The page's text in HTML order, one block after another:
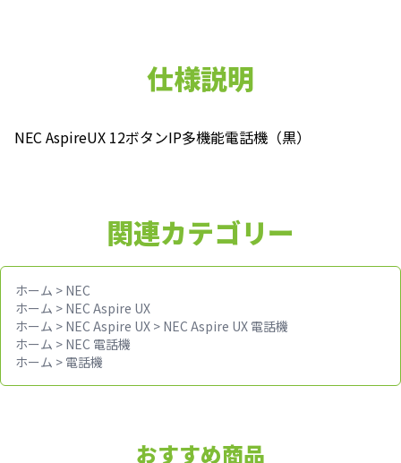
仕様説明
NEC AspireUX 12ボタンIP多機能電話機（黒）
関連カテゴリー
ホーム > NEC
ホーム > NEC Aspire UX
ホーム > NEC Aspire UX > NEC Aspire UX 電話機
ホーム > NEC 電話機
ホーム > 電話機
おすすめ商品